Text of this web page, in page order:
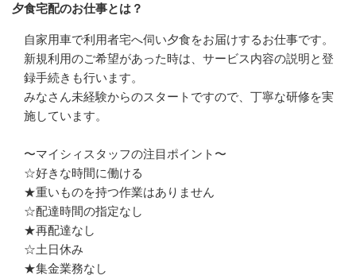
夕食宅配のお仕事とは？
自家用車で利用者宅へ伺い夕食をお届けするお仕事です。
新規利用のご希望があった時は、サービス内容の説明と登
録手続きも行います。
みなさん未経験からのスタートですので、丁寧な研修を実
施しています。
〜マイシィスタッフの注目ポイント〜
☆好きな時間に働ける
★重いものを持つ作業はありません
☆配達時間の指定なし
★再配達なし
☆土日休み
★集金業務なし